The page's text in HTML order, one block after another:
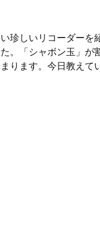
珍しいリコーダーを
。「シャボン玉」が
ります。今日教えて